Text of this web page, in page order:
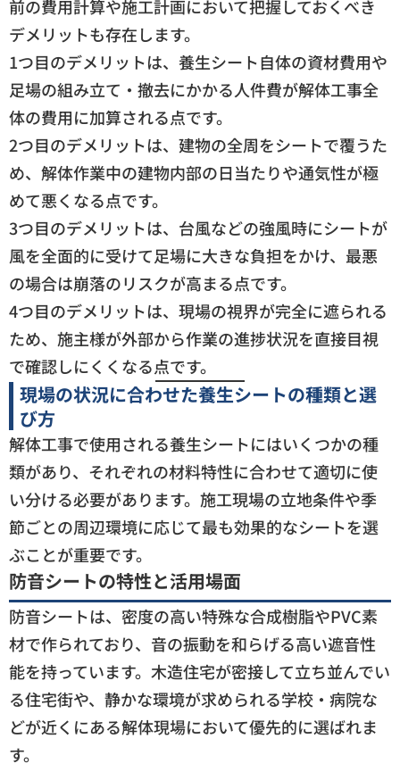
前の費用計算や施工計画において把握しておくべき
デメリットも存在します。
1つ目のデメリットは、養生シート自体の資材費用や
足場の組み立て・撤去にかかる人件費が解体工事全
体の費用に加算される点です。
2つ目のデメリットは、建物の全周をシートで覆うた
め、解体作業中の建物内部の日当たりや通気性が極
めて悪くなる点です。
3つ目のデメリットは、台風などの強風時にシートが
風を全面的に受けて足場に大きな負担をかけ、最悪
の場合は崩落のリスクが高まる点です。
4つ目のデメリットは、現場の視界が完全に遮られる
ため、施主様が外部から作業の進捗状況を直接目視
で確認しにくくなる点です。
現場の状況に合わせた養生シートの種類と選
び方
解体工事で使用される養生シートにはいくつかの種
類があり、それぞれの材料特性に合わせて適切に使
い分ける必要があります。施工現場の立地条件や季
節ごとの周辺環境に応じて最も効果的なシートを選
ぶことが重要です。
防音シートの特性と活用場面
防音シートは、密度の高い特殊な合成樹脂やPVC素
材で作られており、音の振動を和らげる高い遮音性
能を持っています。木造住宅が密接して立ち並んでい
る住宅街や、静かな環境が求められる学校・病院な
どが近くにある解体現場において優先的に選ばれま
す。